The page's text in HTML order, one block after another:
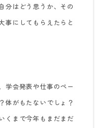
分はどう思うか、その
事にしてもらえたらと
学会発表や仕事のペー
体がもたないでしょ？
くまで今年もまだまだ